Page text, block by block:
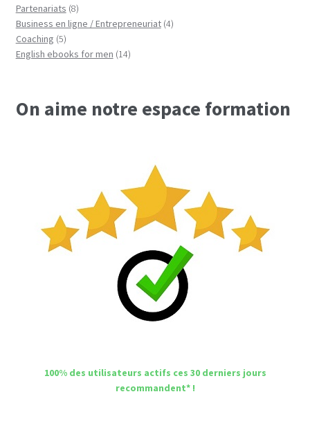
Partenariats 88
produits
Business en ligne / Entrepreneuriat 44
Coaching 55
produits
English ebooks for men 1414
On aime notre espace formation
100% des utilisateurs actifs ces 30 derniers jours
recommandent* !